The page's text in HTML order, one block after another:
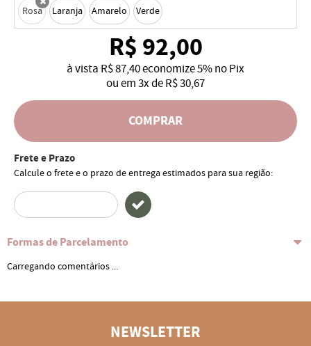
Rosa
x Laranja Amarelo Verde
R$ 92,00
à vista R$ 87,40economize5%no Pix
ou em3xdeR$ 30,67
COMPRAR
Frete e Prazo
Calcule o frete e o prazo de entrega estimados para sua região:
Formas de Parcelamento
Carregando comentários ...
NEWSLETTER